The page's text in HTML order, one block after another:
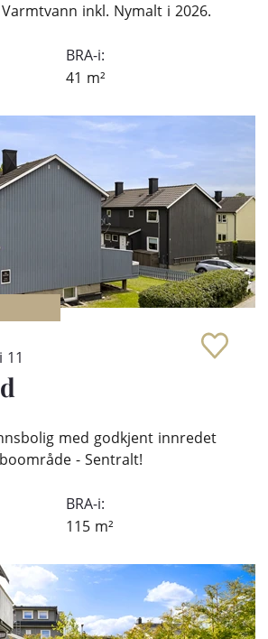
inkl. Nymalt i 2026.
BRA-i:
41 m²
11
med godkjent innredet
- Sentralt!
BRA-i:
115 m²